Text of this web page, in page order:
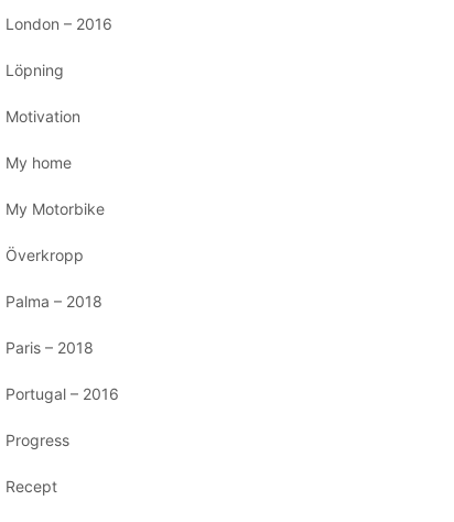
London – 2016
Löpning
Motivation
My home
My Motorbike
Överkropp
Palma – 2018
Paris – 2018
Portugal – 2016
Progress
Recept